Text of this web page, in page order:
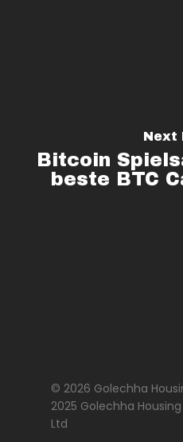
Next
Bitcoin
beste BTC
© 2026 Golechha
2025 Golechha
Ltd